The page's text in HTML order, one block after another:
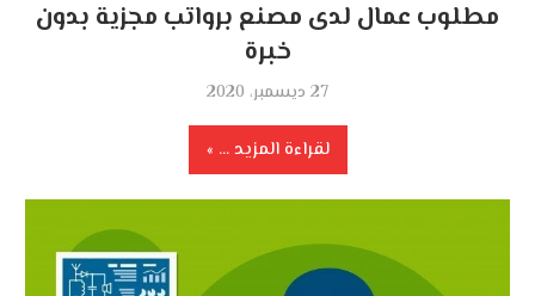
مطلوب عمال لدى مصنع برواتب مجزية بدون
خبرة
27 ديسمبر، 2020
لقراءة المزيد ...